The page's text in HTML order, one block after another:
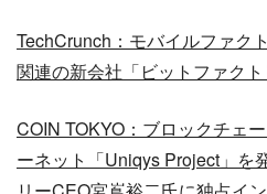
TechCrunch：モバイルファク
関連の新会社「ビットファク
COIN TOKYO：ブロックチェ
ーネット「Uniqys Project」を